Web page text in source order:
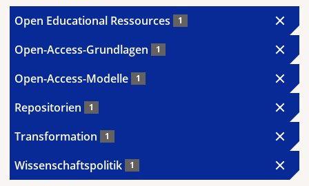
Open Educational Ressources 1
Open-Access-Grundlagen 1
Open-Access-Modelle 1
Repositorien 1
Transformation 1
Wissenschaftspolitik 1